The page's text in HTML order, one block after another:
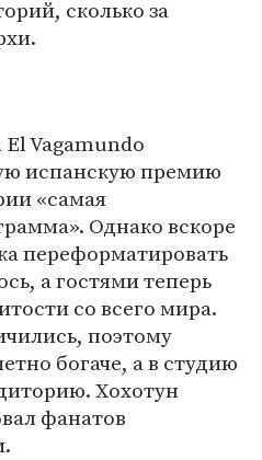
сколько за
El Vagamundo
испанскую премию
«самая
Однако вскоре
переформатировать
а гостями теперь
со всего мира.
поэтому
богаче, а в студию
Хохотун
фанатов